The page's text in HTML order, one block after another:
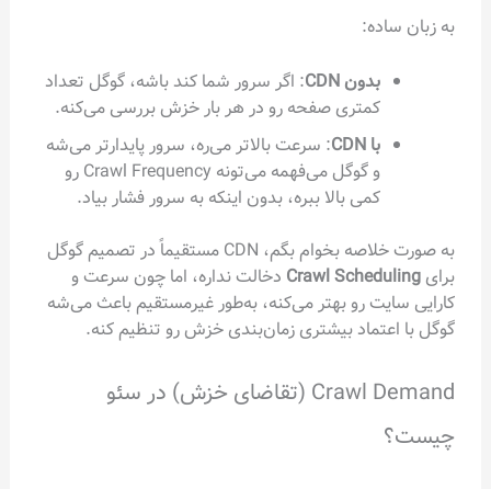
به زبان ساده:
بدون CDN
: اگر سرور شما کند باشه، گوگل تعداد
کمتری صفحه رو در هر بار خزش بررسی می‌کنه.
با CDN
: سرعت بالاتر می‌ره، سرور پایدارتر می‌شه
و گوگل می‌فهمه می‌تونه Crawl Frequency رو
کمی بالا ببره، بدون اینکه به سرور فشار بیاد.
به صورت خلاصه بخوام بگم، CDN مستقیماً در تصمیم گوگل
برای Crawl Scheduling دخالت نداره، اما چون سرعت و
کارایی سایت رو بهتر می‌کنه، به‌طور غیرمستقیم باعث می‌شه
گوگل با اعتماد بیشتری زمان‌بندی خزش رو تنظیم کنه.
Crawl Demand (تقاضای خزش) در سئو
چیست؟